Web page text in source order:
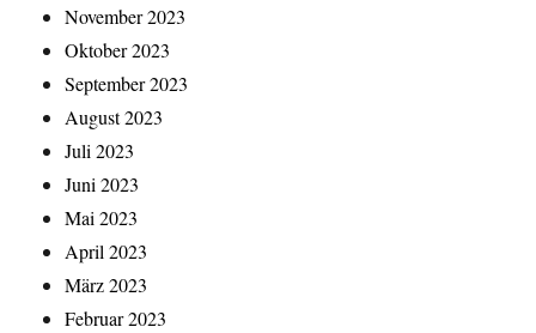
November 2023
Oktober 2023
September 2023
August 2023
Juli 2023
Juni 2023
Mai 2023
April 2023
März 2023
Februar 2023